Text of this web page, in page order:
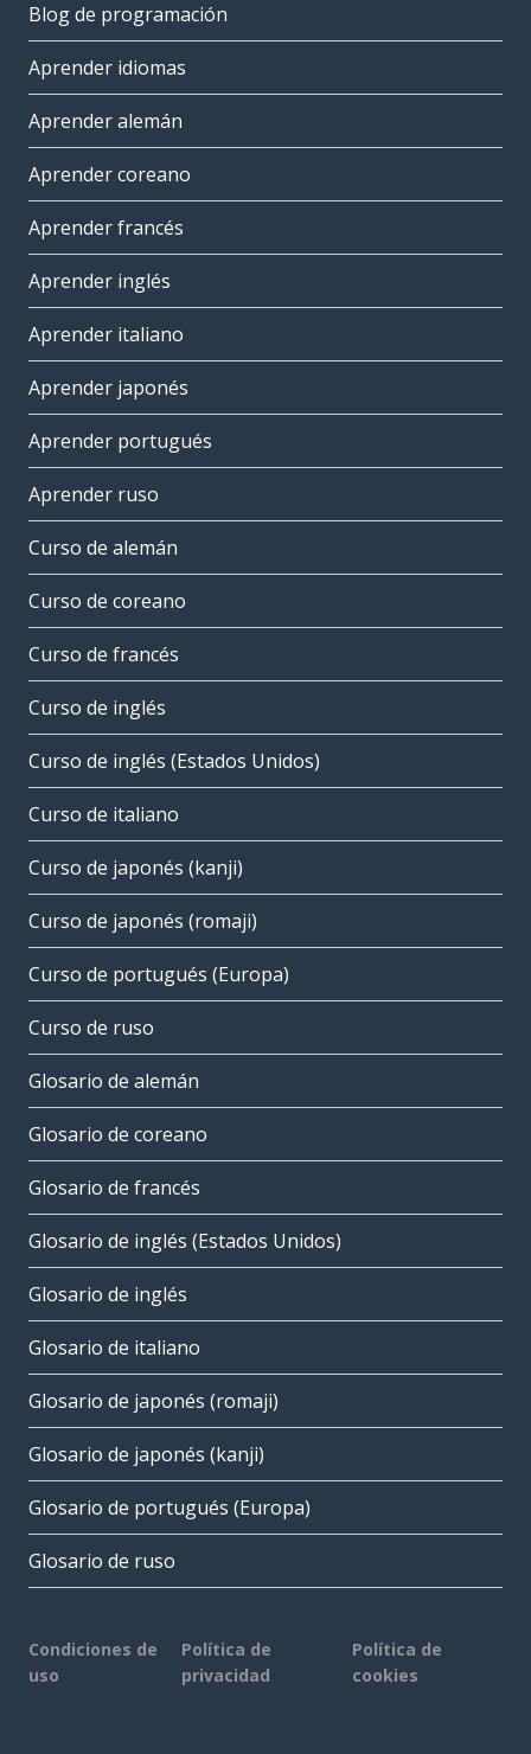
Blog de programación
Aprender idiomas
Aprender alemán
Aprender coreano
Aprender francés
Aprender inglés
Aprender italiano
Aprender japonés
Aprender portugués
Aprender ruso
Curso de alemán
Curso de coreano
Curso de francés
Curso de inglés
Curso de inglés (Estados Unidos)
Curso de italiano
Curso de japonés (kanji)
Curso de japonés (romaji)
Curso de portugués (Europa)
Curso de ruso
Glosario de alemán
Glosario de coreano
Glosario de francés
Glosario de inglés (Estados Unidos)
Glosario de inglés
Glosario de italiano
Glosario de japonés (romaji)
Glosario de japonés (kanji)
Glosario de portugués (Europa)
Glosario de ruso
Condiciones de
uso
Política de
privacidad
Política de
cookies